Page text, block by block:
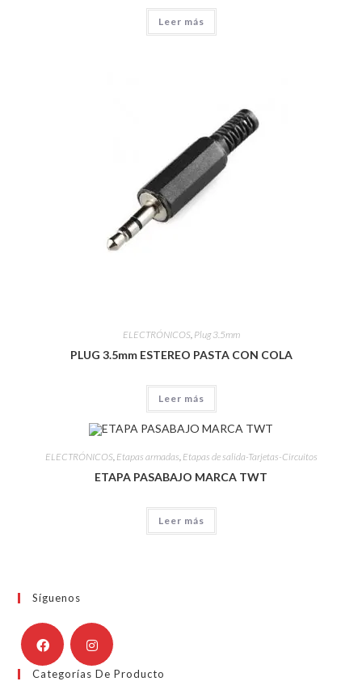
Leer más
ELECTRÓNICOS, Plug 3.5mm
PLUG 3.5mm ESTEREO PASTA CON COLA
Leer más
ELECTRÓNICOS, Etapas armadas Etapas de salida-Tarjetas-Circuitos
ETAPA PASABAJO MARCA TWT
Leer más
Síguenos
Categorías De Producto